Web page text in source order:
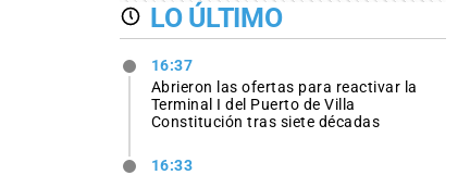
LO ÚLTIMO
16:37
Abrieron las ofertas para reactivar la
Terminal I del Puerto de Villa
Constitución tras siete décadas
16:33